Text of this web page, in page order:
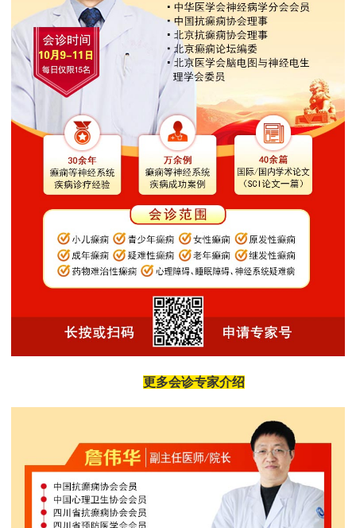
更多会诊专家介绍